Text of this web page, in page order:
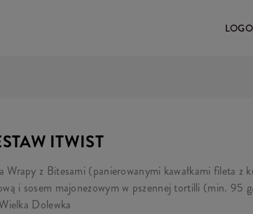
ITWIST
Wrapy z Bitesami (panierowanymi kawałkami fileta z
i sosem majonezowym w pszennej tortilli (min. 95
Dolewka